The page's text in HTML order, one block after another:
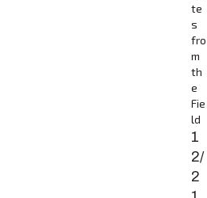
te
s
fro
m
th
e
Fie
ld
1
2/
2